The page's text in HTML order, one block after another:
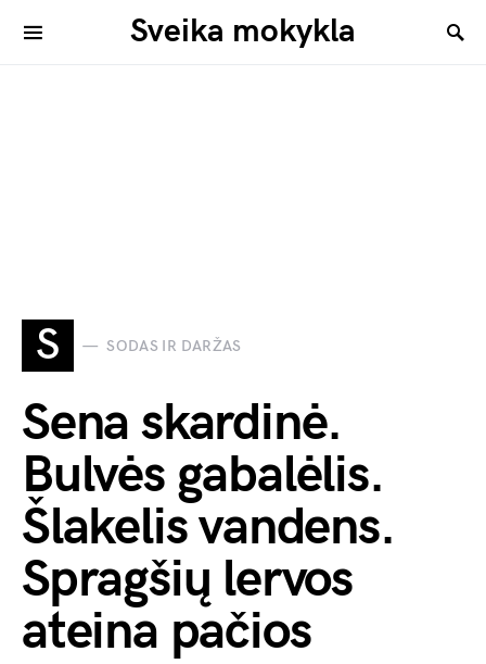
Sveika mokykla
S SODAS IR DARŽAS
Sena skardinė.
Bulvės gabalėlis.
Šlakelis vandens.
Spragšių lervos
ateina pačios